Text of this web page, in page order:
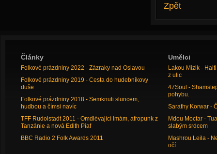
Zpět
Články
Folkové prázdniny 2022 - Zázraky nad Oslavou
Folkové prázdniny 2019 - Cesta do hudebníkovy
duše
Folkové prázdniny 2018 - Semknuti sluncem,
hudbou a čímsi navíc
TFF Rudolstadt 2011 - Omdlévající imám, afropunk z
Tanzánie a nová Edith Piaf
BBC Radio 2 Folk Awards 2011
Umělci
Lakou Mizik -
z ulic
47Soul -
pohybu.
Sarathy Korwar -
Mdou Moctar -
slabým srdcem
Mashrou Leila -
očí